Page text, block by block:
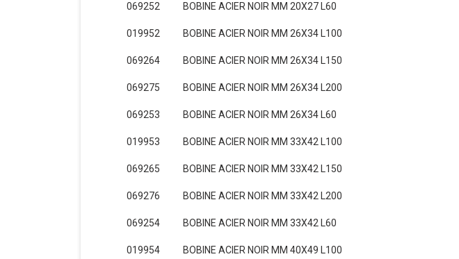
069252 BOBINE ACIER NOIR MM 20X27 L60
019952 BOBINE ACIER NOIR MM 26X34 L100
069264 BOBINE ACIER NOIR MM 26X34 L150
069275 BOBINE ACIER NOIR MM 26X34 L200
069253 BOBINE ACIER NOIR MM 26X34 L60
019953 BOBINE ACIER NOIR MM 33X42 L100
069265 BOBINE ACIER NOIR MM 33X42 L150
069276 BOBINE ACIER NOIR MM 33X42 L200
069254 BOBINE ACIER NOIR MM 33X42 L60
019954 BOBINE ACIER NOIR MM 40X49 L100